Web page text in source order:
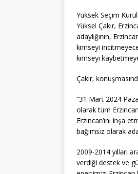
Yüksek Seçim
Yüksel Çakır,
adaylığının,
kimseyi
kimseyi
Çakır,
“31 Mart 2024
olarak tüm
Erzincan’ını inşa
bağımsız olarak
2009-2014 yılları
verdiği destek ve